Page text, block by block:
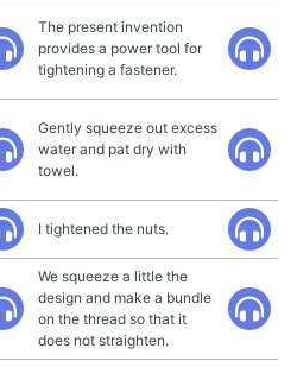
The present invention
provides a power tool for
tightening a fastener.
Gently squeeze out excess
water and pat dry with
towel.
I tightened the nuts.
We squeeze a little the
design and make a bundle
on the thread so that it
does not straighten.